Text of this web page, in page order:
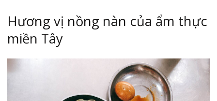
Hương vị nồng nàn của ẩm thực
miền Tây